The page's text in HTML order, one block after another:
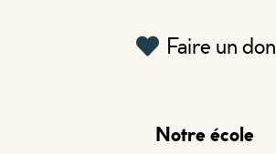
Faire un don
Notre école